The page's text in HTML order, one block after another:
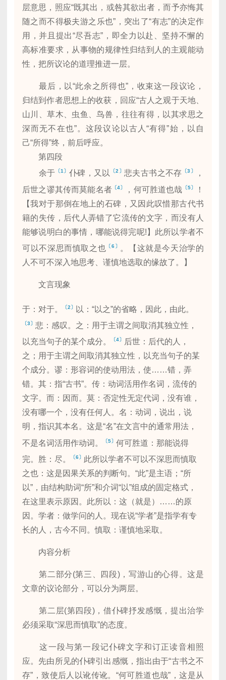
层意思，照应“既其出，或咎其欲出者，而予亦悔其
随之而不得极夫游之乐也”，突出了“有志”的决定作
用，并且提出“尽吾志”，即全力以赴、坚持不懈的
高标准要求，从事物的规律性归结到人的主观能动
性，把所议论的道理推进一层。
最后，以“此余之所得也”，收束这一段议论，
归结到作者思想上的收获，回应“古人之观于天地、
山川、草木、虫鱼、鸟兽，往往有得，以其求思之
深而无不在也”。这段议论以古人“有得”始，以自
己“所得”终，前后呼应。
第四段
余于 〔1〕 仆碑，又以 〔2〕悲夫古书之不存 〔3〕
，
后世之谬其传而莫能名者〔4〕 ，何可胜道也哉 〔5〕
！
【我对于那倒在地上的石碑，又因此叹惜那古代书
籍的失传，后代人弄错了它流传的文字，而没有人
能够说明白的事情，哪能说得完呢!】此所以学者不
可以不深思而慎取之也 〔6〕
。【这就是今天治学的
人不可不深入地思考、谨慎地选取的缘故了。】
文言现象
于：对于。 〔2〕 以：“以之”的省略，因此，由此。
〔3〕 悲：感叹。之：用于主谓之间取消其独立性，
以充当句子的某个成分。
〔4〕
后世：后代的人，
之；用于主谓之间取消其独立性，以充当句子的某
个成分。谬：形容词的使动用法，使……错，弄
错。其：指“古书”。传：动词活用作名词，流传的
文字。而：因而。莫：否定性无定代词，没有谁，
没有哪一个，没有任何人。名：动词，说出，说
明，指识其本名。这是“名”在文言中的通常用法，
不是名词活用作动词。
〔5〕 何可胜道：那能说得
完。胜：尽。
〔6〕 此所以学者不可以不深思而慎取
之也：这是因果关系的判断句。“此”是主语；“所
以”，由结构助词“所”和介词“以”组成的固定格式，
在这里表示原因。此所以：这（就是）……的原
因。学者：做学问的人。现在说“学者”是指学有专
长的人，古今不同。慎取：谨慎地采取。
内容分析
第二部分(第三、四段)，写游山的心得。这是
文章的议论部分，可以分为两层。
第二层(第四段)，借仆碑抒发感慨，提出治学
必须采取“深思而慎取”的态度。
这一段与第一段记仆碑文字和订正读音相照
应。先由所见的仆碑引出感慨，指出由于“古书之不
存”，致使后人以讹传讹。“何可胜道也哉”，这是从